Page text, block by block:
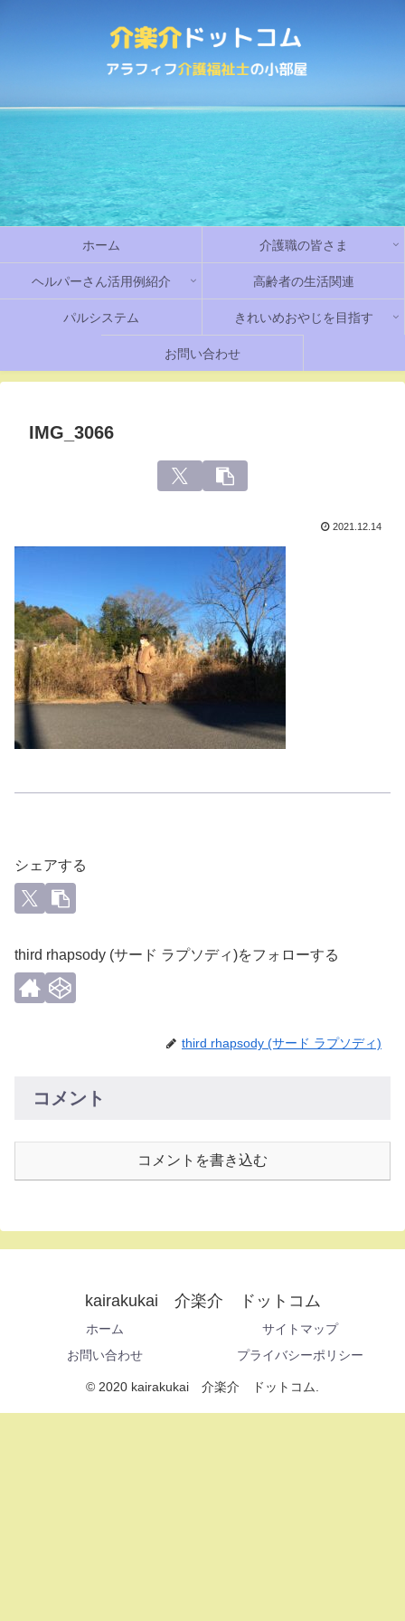
ホーム 介護職の皆さま
ヘルパーさん活用例紹介 高齢者の生活関連
パルシステム きれいめおやじを目指す
お問い合わせ
IMG_3066
2021.12.14
シェアする
third rhapsody (サード ラプソディ)をフォローする
third rhapsody (サード ラプソディ)
コメント
コメントを書き込む
kairakukai 介楽介 ドットコム
ホーム
サイトマップ
お問い合わせ
プライバシーポリシー
© 2020 kairakukai 介楽介 ドットコム.